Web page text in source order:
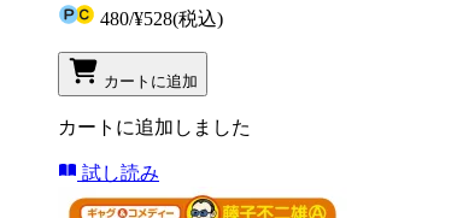
480/¥528(税込)
カートに追加
カートに追加しました
試し読み